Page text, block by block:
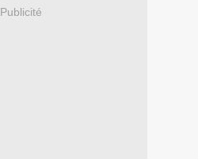
Publicité